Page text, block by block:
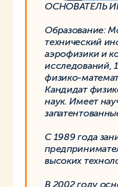
ОСНОВАТЕЛЬ
Образование:
технический
аэрофизики и
исследований,
физико-
Кандидат
наук. Имеет
С 1989 года
высоких
В 2002 году